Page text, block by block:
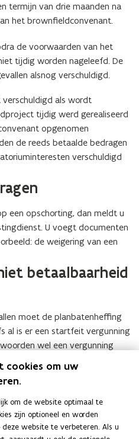
termijn van drie maanden na
het brownfieldconvenant.
de voorwaarden van het
tijdig worden nageleefd. De
alsnog verschuldigd.
als wordt
tijdig werd gerealiseerd
opgenomen
de reeds betaalde bedragen
verschuldigd
een opschorting, dan meldt u
U voegt documenten
de weigering van een
betaalbaarheid
moet de planbatenheffing
al is er een startfeit vergunning
wel een vergunning
maar moet de
U leest er meer over op de
onder het puntje over
.
cookies om uw
om de website optimaal te
zijn optioneel en worden
website te verbeteren. Als u